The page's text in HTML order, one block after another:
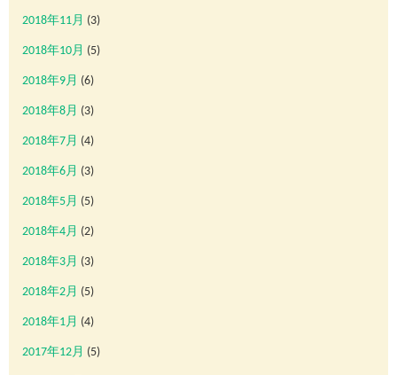
2018年11月 (3)
2018年10月 (5)
2018年9月 (6)
2018年8月 (3)
2018年7月 (4)
2018年6月 (3)
2018年5月 (5)
2018年4月 (2)
2018年3月 (3)
2018年2月 (5)
2018年1月 (4)
2017年12月 (5)